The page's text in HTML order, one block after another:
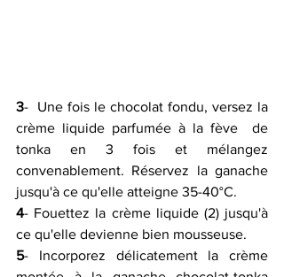
3-  Une fois le chocolat fondu, versez la
crème liquide parfumée à la fève  de
tonka en 3 fois et mélangez
convenablement. Réservez la ganache
jusqu'à ce qu'elle atteigne 35-40°C.
4- Fouettez la crème liquide (2) jusqu'à
ce qu'elle devienne bien mousseuse.
5- Incorporez délicatement la crème